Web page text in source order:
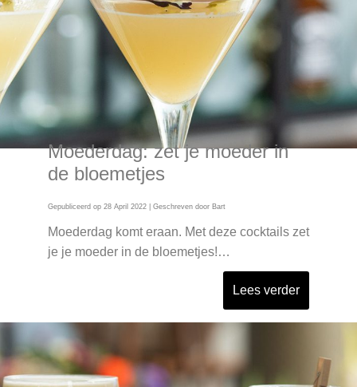
Moederdag: zet je moeder in
de bloemetjes
Gepubliceerd op 28 April 2022 | Geschreven door Bart
Moederdag komt eraan. Met deze cocktails zet
je je moeder in de bloemetjes!…
Lees verder